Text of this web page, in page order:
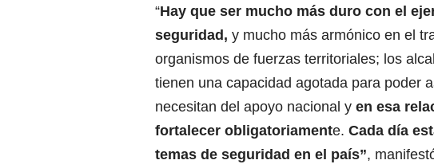
“Hay que ser mucho más duro con el
seguridad, y mucho más armónico en el
organismos de fuerzas territoriales; los
tienen una capacidad agotada para poder
necesitan del apoyo nacional y en esa
fortalecer obligatoriamente. Cada día
temas de seguridad en el país”,